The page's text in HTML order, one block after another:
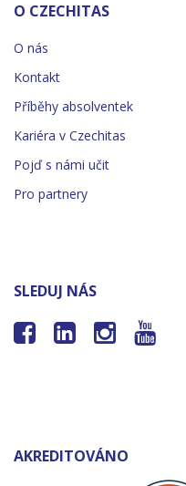
O CZECHITAS
O nás
Kontakt
Příběhy absolventek
Kariéra v Czechitas
Pojď s námi učit
Pro partnery
SLEDUJ NÁS
   
AKREDITOVÁNO